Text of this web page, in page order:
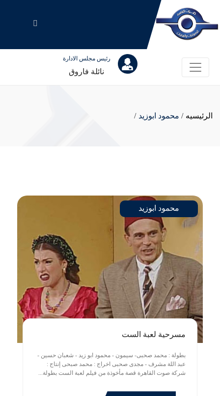
رئيس مجلس الادارة
نائلة فاروق
الرئيسيه / محمود ابوزيد /
محمود ابوزيد
مسرحية لعبة الست
بطولة : محمد صحبى- سيمون - محمود ابو زيد - شعبان حسين -
عبد اللة مشرف - مجدى صحبى اخراج : محمد صبحى إنتاج :
شركة صوت القاهرة قصة مأخوذة من فيلم لعبة الست بطولة...